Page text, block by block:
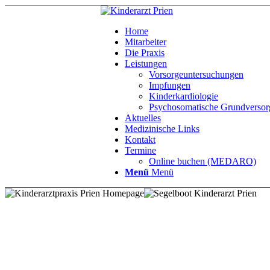
Home
Mitarbeiter
Die Praxis
Leistungen
Vorsorgeuntersuchungen
Impfungen
Kinderkardiologie
Psychosomatische
Aktuelles
Medizinische Links
Kontakt
Termine
Online buchen (MEDARO)
Menü Menü